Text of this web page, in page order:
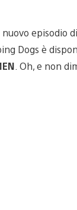
episodio di
Dogs è
. Oh, e non